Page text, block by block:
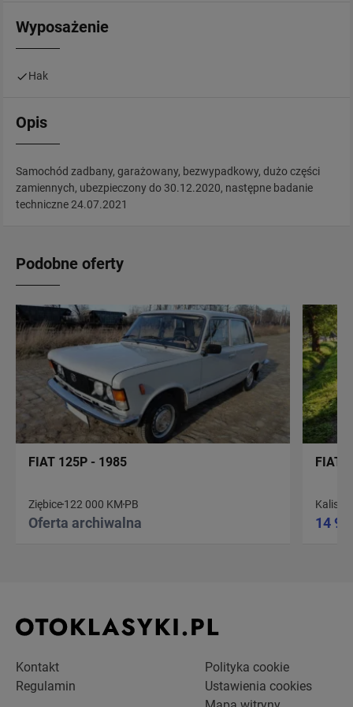
Wyposażenie
Hak
Opis
Samochód zadbany, garażowany, bezwypadkowy, dużo części
zamiennych, ubezpieczony do 30.12.2020, następne badanie
techniczne 24.07.2021
Podobne oferty
FIAT 125P - 1985
Ziębice122 000 KM PB
Oferta archiwalna
FIAT
Kalisz
14
Kontakt
Regulamin
Polityka cookie
Ustawienia cookies